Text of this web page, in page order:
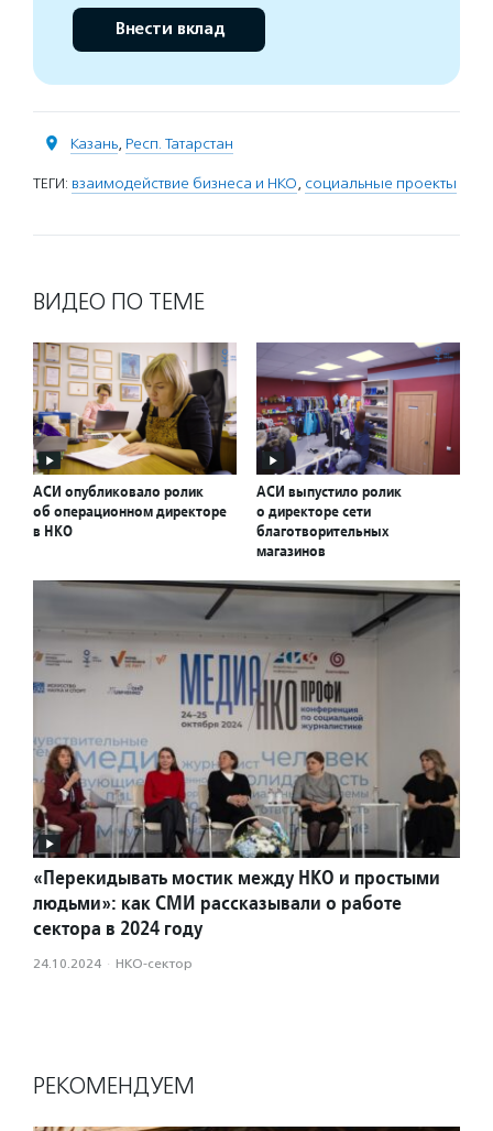
Внести вклад
Казань, Респ. Татарстан
ТЕГИ: взаимодействие бизнеса и НКО, социальные проекты
ВИДЕО ПО ТЕМЕ
АСИ опубликовало ролик
об операционном директоре
в НКО
АСИ выпустило ролик
о директоре сети
благотворительных
магазинов
«Перекидывать мостик между НКО и простыми
людьми»: как СМИ рассказывали о работе
сектора в 2024 году
24.10.2024 · НКО-сектор
РЕКОМЕНДУЕМ